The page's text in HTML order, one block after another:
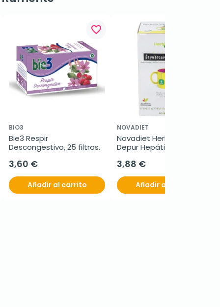
favorite_border
BIO3
Bie3 Respir
Descongestivo, 25 filtros.
3,60 €
Añadir al carrito
NOVADIET
Novadiet Herbodiet
Depur Hepática, 20 Filtros
3,88 €
Añadir al carrito